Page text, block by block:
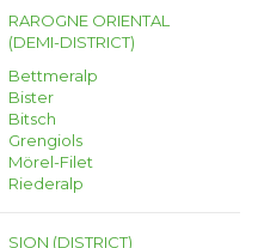
RAROGNE ORIENTAL
(DEMI-DISTRICT)
Bettmeralp
Bister
Bitsch
Grengiols
Mörel-Filet
Riederalp
SION (DISTRICT)